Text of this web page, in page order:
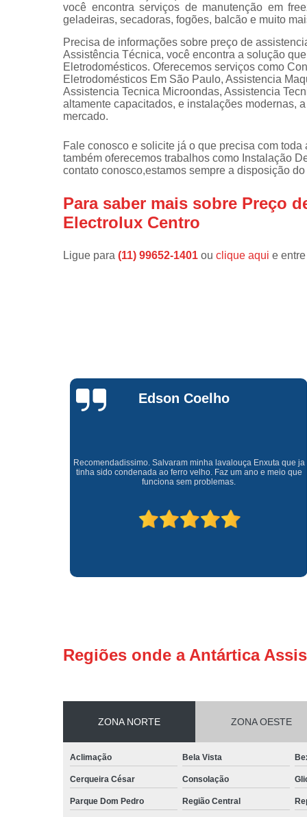
Instalações
de fogão
em freezer
você encontra serviços de manutenção em
geladeiras, secadoras, fogões, balcão e muito
Precisa de informações sobre preço de
Assistência Técnica, você encontra a solução
Eletrodomésticos. Oferecemos serviços como
Eletrodomésticos Em São Paulo, Assistencia
Assistencia Tecnica Microondas, Assistencia
altamente capacitados, e instalações modernas,
mercado.
Fale conosco e solicite já o que precisa com
também oferecemos trabalhos como Instalação
contato conosco,estamos sempre a disposição
Para saber mais sobre Preço
Electrolux Centro
Ligue para (11) 99652-1401 ou clique aqui e
Waldirene
Monteiro
Uma empresa á 41 anos no mercado que sempre valoriza o
cliente ótimo atendimento com garantia de todos o serviços.
Regiões onde a Antártica
ZONA NORTE ZONA OESTE
Aclimação Bela Vista
Cerqueira César Consolação
Parque Dom Pedro Região Central